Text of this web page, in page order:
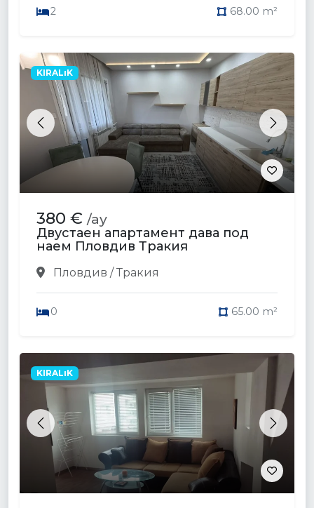
2 68.00 m²
Previous Next
KIRALıK
380 € /ay
Двустаен апартамент дава под
наем Пловдив Тракия
Пловдив / Тракия
0 65.00 m²
Previous Next
KIRALıK